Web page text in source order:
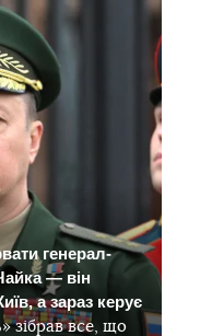
генерал-
— він
а зараз керує
зібрав все, що